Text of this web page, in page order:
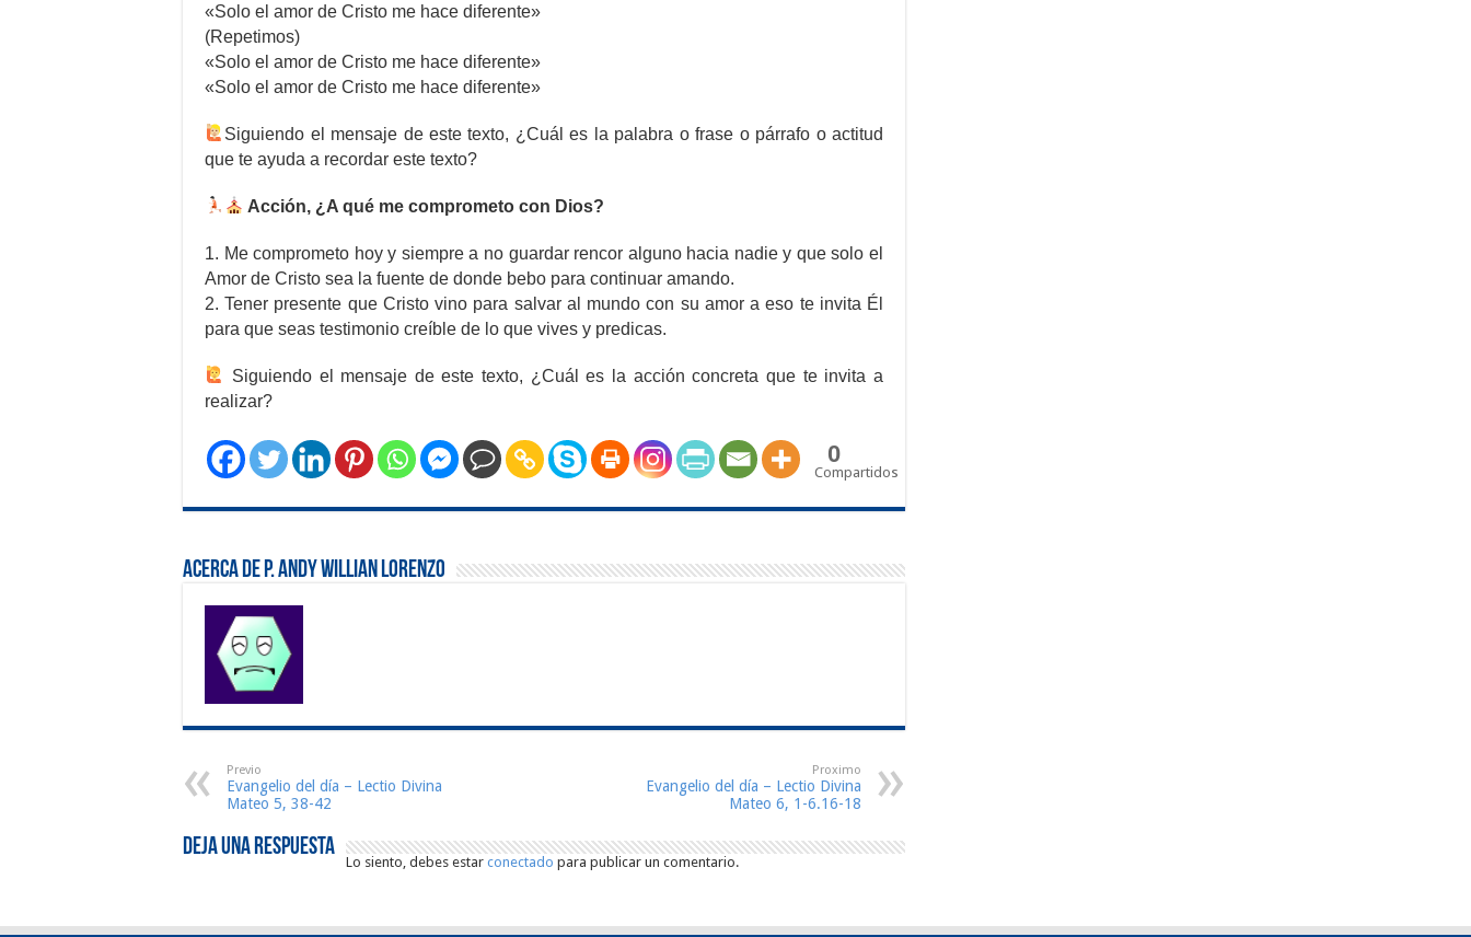
«Solo el amor de Cristo me hace diferente»
(Repetimos)
«Solo el amor de Cristo me hace diferente»
«Solo el amor de Cristo me hace diferente»
Siguiendo el mensaje de este texto, ¿Cuál es la palabra o frase o párrafo o actitud
que te ayuda a recordar este texto?
Acción, ¿A qué me comprometo con Dios?
1. Me comprometo hoy y siempre a no guardar rencor alguno hacia nadie y que solo el
Amor de Cristo sea la fuente de donde bebo para continuar amando.
2. Tener presente que Cristo vino para salvar al mundo con su amor a eso te invita Él
para que seas testimonio creíble de lo que vives y predicas.
Siguiendo el mensaje de este texto, ¿Cuál es la acción concreta que te invita a
realizar?
0
Compartidos
Acerca de P. Andy Willian Lorenzo
Previo
Evangelio del día – Lectio Divina
Mateo 5, 38-42
Proximo
Evangelio del día – Lectio Divina
Mateo 6, 1-6.16-18
Deja una respuesta
Lo siento, debes estar conectado para publicar un comentario.